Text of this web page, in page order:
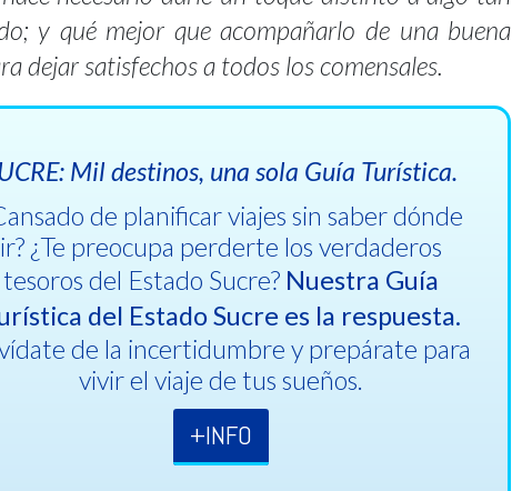
y qué mejor que acompañarlo de una buena
dejar satisfechos a todos los comensales.
Mil destinos, una sola Guía Turística.
de planificar viajes sin saber dónde
ir? ¿Te preocupa perderte los verdaderos
tesoros del Estado Sucre? Nuestra Guía
del Estado Sucre es la respuesta.
de la incertidumbre y prepárate para
vivir el viaje de tus sueños.
+INFO